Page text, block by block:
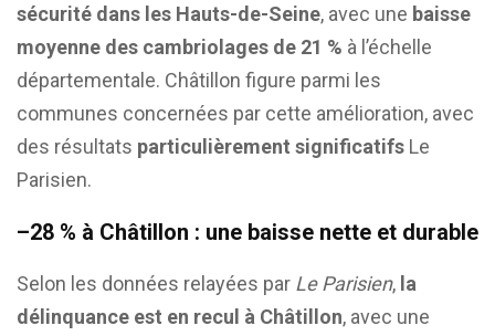
sécurité dans les Hauts-de-Seine, avec une baisse
moyenne des cambriolages de 21 % à l’échelle
départementale. Châtillon figure parmi les
communes concernées par cette amélioration, avec
des résultats particulièrement significatifs Le
Parisien.
–28 % à Châtillon : une baisse nette et durable
Selon les données relayées par Le Parisien, la
délinquance est en recul à Châtillon, avec une